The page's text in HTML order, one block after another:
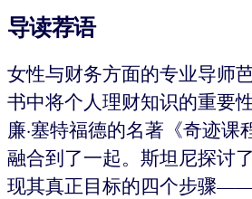
导读荐语
女性与财务方面的专业导师
书中将个人理财知识的重要
廉·塞特福德的名著《奇迹课
融合到了一起。斯坦尼探讨
现其真正目标的四个步骤